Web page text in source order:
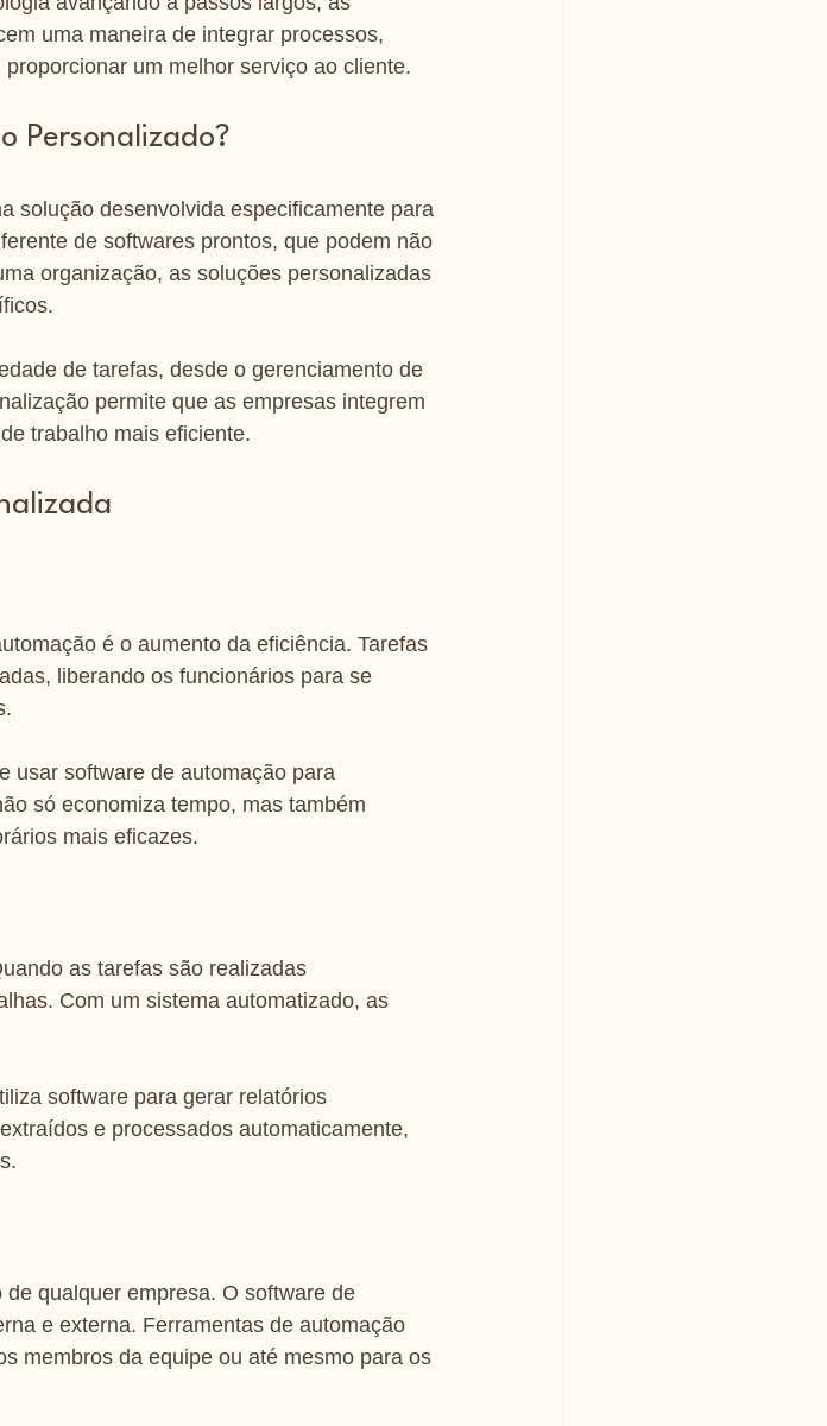
uma maneira de integrar processos,
um melhor serviço ao cliente.
Personalizado?
solução desenvolvida especificamente para
de softwares prontos, que podem não
organização, as soluções personalizadas
de tarefas, desde o gerenciamento de
permite que as empresas integrem
trabalho mais eficiente.
é o aumento da eficiência. Tarefas
liberando os funcionários para se
usar software de automação para
só economiza tempo, mas também
mais eficazes.
as tarefas são realizadas
Com um sistema automatizado, as
software para gerar relatórios
e processados automaticamente,
qualquer empresa. O software de
e externa. Ferramentas de automação
membros da equipe ou até mesmo para os